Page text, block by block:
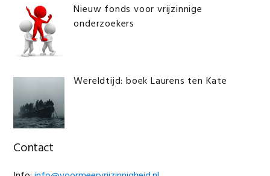
Nieuw fonds voor vrijzinnige
onderzoekers
Wereldtijd: boek Laurens ten Kate
Contact